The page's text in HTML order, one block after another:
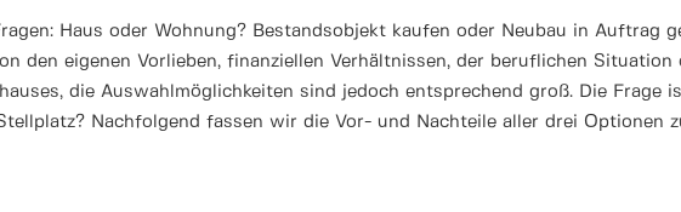
Haus oder Wohnung? Bestandsobjekt kaufen oder Neubau in Auftrag
den eigenen Vorlieben, finanziellen Verhältnissen, der beruflichen
die Auswahlmöglichkeiten sind jedoch entsprechend groß. Die
Nachfolgend fassen wir die Vor- und Nachteile aller drei Optionen